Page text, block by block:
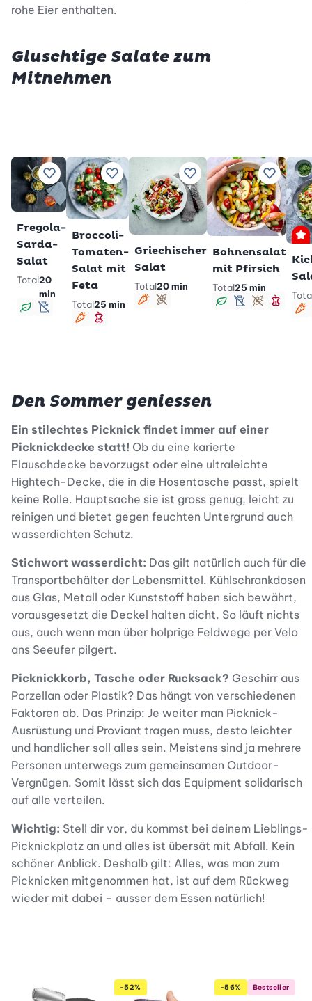
rohe Eier enthalten.
Gluschtige Salate zum
Mitnehmen
Zu Lieblingsrezepten hinzufügen
Fregola-
Sarda-
Salat
Total20
min
veganlactosefrei
Zu Lieblingsrezepten hinzufügen
Broccoli-
Tomaten-
Salat mit
Feta
Total25 min
vegetarisch
schlank
Zu Lieblingsrezepten
Griechischer
Salat
Total20 min
vegetarisch
glutenfrei
Zu
Bohnensalat
mit Pfirsich
Total25 min
veganlactosefrei
glutenfrei
Den Sommer geniessen
Ein stilechtes Picknick findet immer auf einer
Picknickdecke statt! Ob du eine karierte
Flauschdecke bevorzugst oder eine ultraleichte
Hightech-Decke, die in die Hosentasche passt, spielt
keine Rolle. Hauptsache sie ist gross genug, leicht zu
reinigen und bietet gegen feuchten Untergrund auch
wasserdichten Schutz.
Stichwort wasserdicht: Das gilt natürlich auch für die
Transportbehälter der Lebensmittel. Kühlschrankdosen
aus Glas, Metall oder Kunststoff haben sich bewährt,
vorausgesetzt die Deckel halten dicht. So läuft nichts
aus, auch wenn man über holprige Feldwege per Velo
ans Seeufer pilgert.
Picknickkorb, Tasche oder Rucksack? Geschirr aus
Porzellan oder Plastik? Das hängt von verschiedenen
Faktoren ab. Das Prinzip: Je weiter man Picknick-
Ausrüstung und Proviant tragen muss, desto leichter
und handlicher soll alles sein. Meistens sind ja mehrere
Personen unterwegs zum gemeinsamen Outdoor-
Vergnügen. Somit lässt sich das Equipment solidarisch
auf alle verteilen.
Wichtig: Stell dir vor, du kommst bei deinem Lieblings-
Picknickplatz an und alles ist übersät mit Abfall. Kein
schöner Anblick. Deshalb gilt: Alles, was man zum
Picknicken mitgenommen hat, ist auf dem Rückweg
wieder mit dabei – ausser dem Essen natürlich!
-52% -56% Bestseller